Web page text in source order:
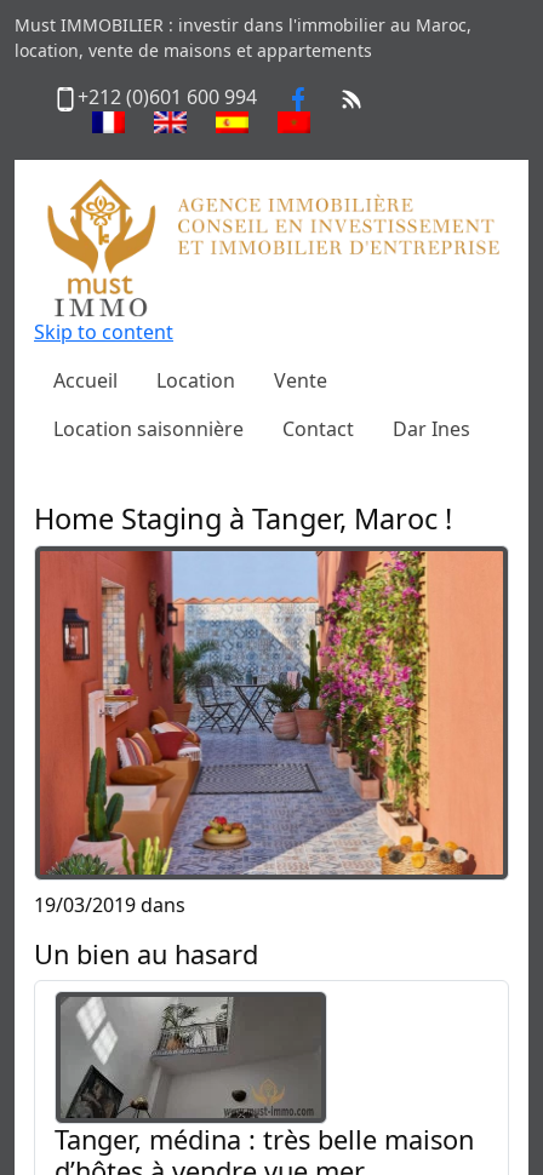
Must IMMOBILIER : investir dans l'immobilier au Maroc,
location, vente de maisons et appartements
+212 (0)601 600 994
Skip to content
Accueil
Location
Vente
Location saisonnière
Contact Dar Ines
Home Staging à Tanger, Maroc !
19/03/2019 dans
Un bien au hasard
Tanger, médina : très belle maison